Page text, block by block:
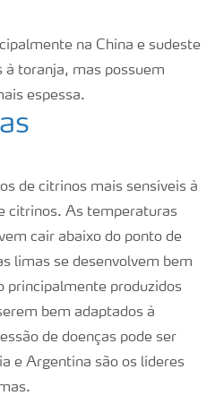
na China e sudeste
à toranja, mas possuem
espessa.
de citrinos mais sensíveis à
citrinos. As temperaturas
cair abaixo do ponto de
limas se desenvolvem bem
principalmente produzidos
bem adaptados à
de doenças pode ser
e Argentina são os líderes